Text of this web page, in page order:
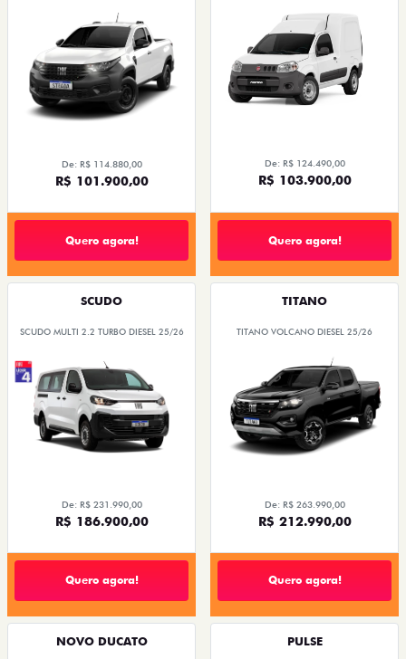
De: R$ 114.880,00
R$ 101.900,00
Quero agora!
De: R$ 124.490,00
R$ 103.900,00
Quero agora!
SCUDO
SCUDO MULTI 2.2 TURBO DIESEL 25/26
De: R$ 231.990,00
R$ 186.900,00
Quero agora!
TITANO
TITANO VOLCANO DIESEL 25/26
De: R$ 263.990,00
R$ 212.990,00
Quero agora!
NOVO DUCATO PULSE